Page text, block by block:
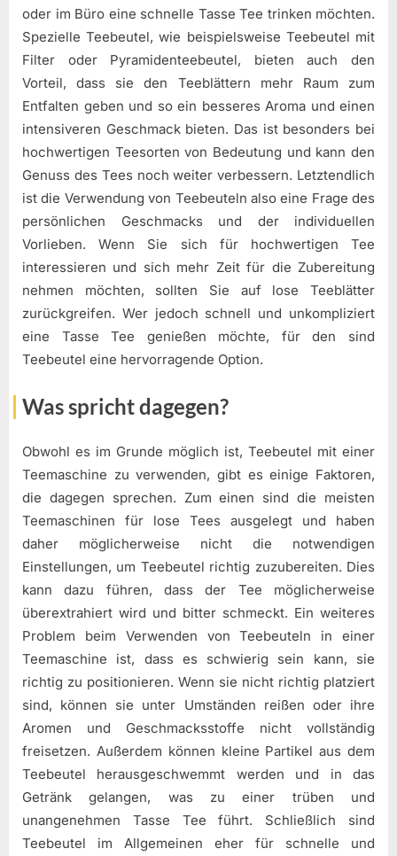
oder im Büro eine schnelle Tasse Tee trinken möchten.
Spezielle Teebeutel, wie beispielsweise Teebeutel mit
Filter oder Pyramidenteebeutel, bieten auch den
Vorteil, dass sie den Teeblättern mehr Raum zum
Entfalten geben und so ein besseres Aroma und einen
intensiveren Geschmack bieten. Das ist besonders bei
hochwertigen Teesorten von Bedeutung und kann den
Genuss des Tees noch weiter verbessern. Letztendlich
ist die Verwendung von Teebeuteln also eine Frage des
persönlichen Geschmacks und der individuellen
Vorlieben. Wenn Sie sich für hochwertigen Tee
interessieren und sich mehr Zeit für die Zubereitung
nehmen möchten, sollten Sie auf lose Teeblätter
zurückgreifen. Wer jedoch schnell und unkompliziert
eine Tasse Tee genießen möchte, für den sind
Teebeutel eine hervorragende Option.
Was spricht dagegen?
Obwohl es im Grunde möglich ist, Teebeutel mit einer
Teemaschine zu verwenden, gibt es einige Faktoren,
die dagegen sprechen. Zum einen sind die meisten
Teemaschinen für lose Tees ausgelegt und haben
daher möglicherweise nicht die notwendigen
Einstellungen, um Teebeutel richtig zuzubereiten. Dies
kann dazu führen, dass der Tee möglicherweise
überextrahiert wird und bitter schmeckt. Ein weiteres
Problem beim Verwenden von Teebeuteln in einer
Teemaschine ist, dass es schwierig sein kann, sie
richtig zu positionieren. Wenn sie nicht richtig platziert
sind, können sie unter Umständen reißen oder ihre
Aromen und Geschmacksstoffe nicht vollständig
freisetzen. Außerdem können kleine Partikel aus dem
Teebeutel herausgeschwemmt werden und in das
Getränk gelangen, was zu einer trüben und
unangenehmen Tasse Tee führt. Schließlich sind
Teebeutel im Allgemeinen eher für schnelle und